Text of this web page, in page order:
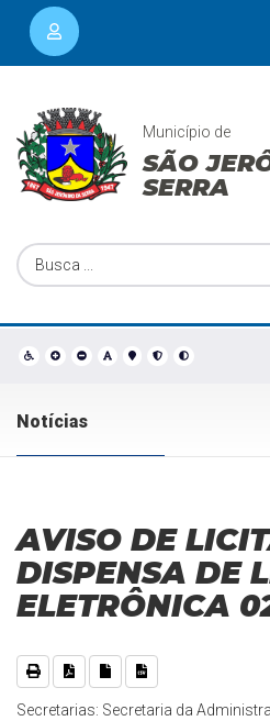
Município de
SÃO
SERRA
Notícias
AVISO DE
DISPENSA DE
ELETRÔNICA
Secretarias: Secretaria da